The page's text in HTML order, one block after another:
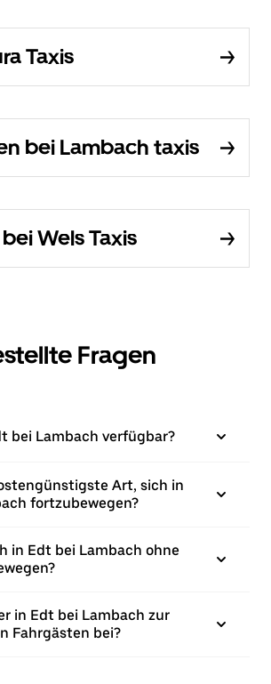
Taxis
bei Lambach taxis
Wels Taxis
Fragen
bei Lambach verfügbar?
Art, sich in
fortzubewegen?
in Edt bei Lambach ohne
in Edt bei Lambach zur
Fahrgästen bei?